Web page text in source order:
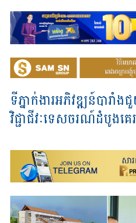
ទីភ្នាក់ងារអភិវឌ្ឍន៍បារ
វិជ្ជាជីវៈទេសចរណ៍ដំបូងគ